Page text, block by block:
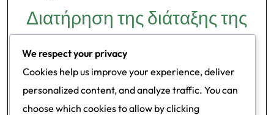
Διατήρηση της διάταξης της
ομάδας κατά τη διάρκεια
μεταβάσεων
Η διατήρηση της διάταξης της ομάδας κατά τη
We respect your privacy
Cookies help us improve your experience, deliver
personalized content, and analyze traffic. You can
choose which cookies to allow by clicking